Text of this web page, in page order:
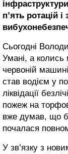
п’ять ротацій
Сьогодні
Умані, а колись
червоній
став водієм у
ліквідації
пожеж на
вже думав, що
почалася
У зв’язку з